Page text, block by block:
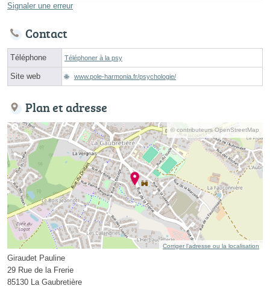
Signaler une erreur
Contact
Téléphone Téléphoner à la psy
Site web www.pole-harmonia.fr/psychologie/
Plan et adresse
© contributeurs OpenStreetMap
Corriger l’adresse ou la localisation
Giraudet Pauline
29 Rue de la Frerie
85130 La Gaubretière